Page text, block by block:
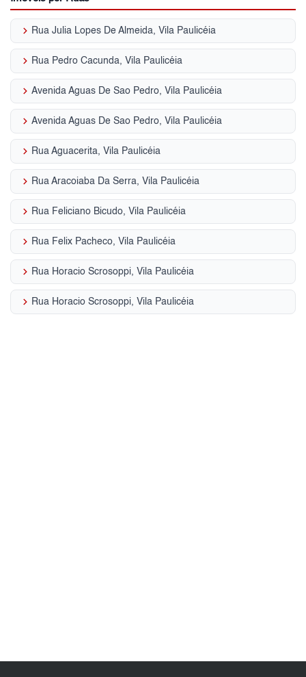
keyboard_arrow_right Rua Julia Lopes De Almeida, Vila Paulicéia
keyboard_arrow_right Rua Pedro Cacunda, Vila Paulicéia
keyboard_arrow_right Avenida Aguas De Sao Pedro, Vila Paulicéia
keyboard_arrow_right Avenida Aguas De Sao Pedro, Vila Paulicéia
keyboard_arrow_right Rua Aguacerita, Vila Paulicéia
keyboard_arrow_right Rua Aracoiaba Da Serra, Vila Paulicéia
keyboard_arrow_right Rua Feliciano Bicudo, Vila Paulicéia
keyboard_arrow_right Rua Felix Pacheco, Vila Paulicéia
keyboard_arrow_right Rua Horacio Scrosoppi, Vila Paulicéia
keyboard_arrow_right Rua Horacio Scrosoppi, Vila Paulicéia